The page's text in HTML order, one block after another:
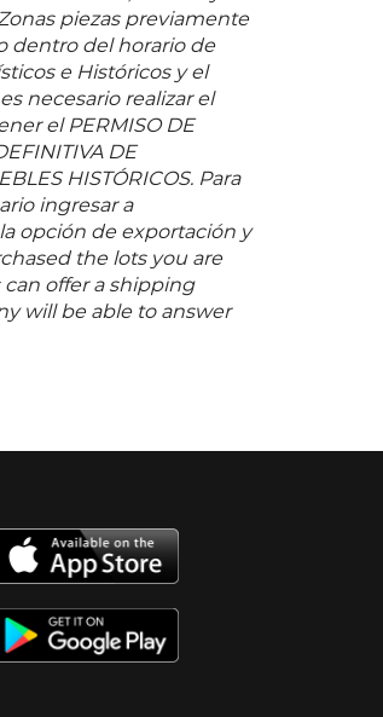
piezas previamente
dentro del horario de
e Históricos y el
necesario realizar el
el PERMISO DE
DE
HISTÓRICOS. Para
ingresar a
opción de exportación y
the lots you are
offer a shipping
will be able to answer